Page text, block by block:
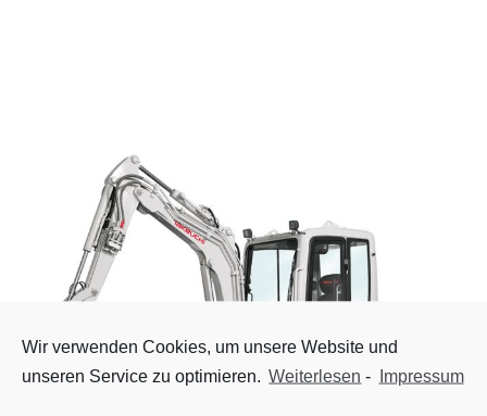
Wir verwenden Cookies, um unsere Website und
unseren Service zu optimieren. Weiterlesen - Impressum